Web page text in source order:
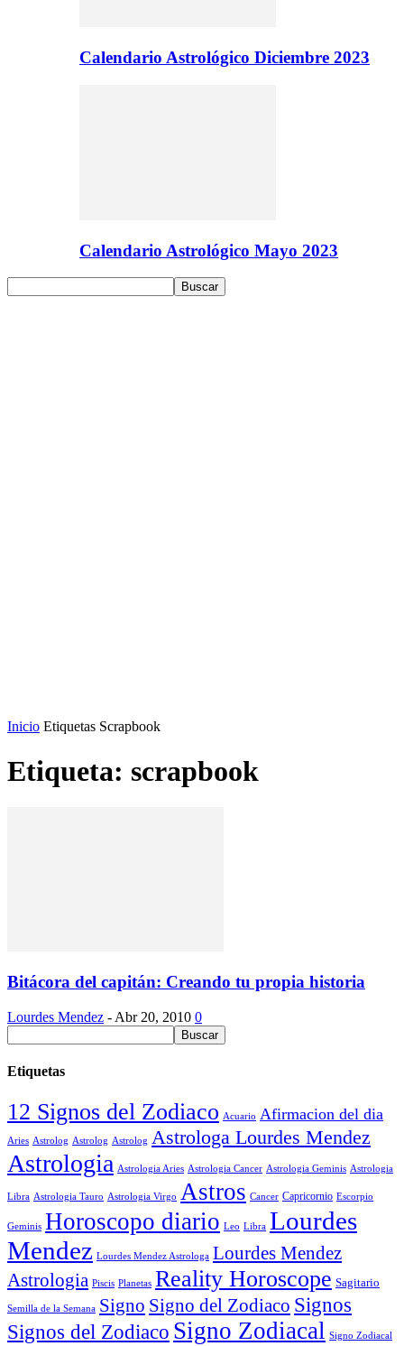
Calendario Astrológico Diciembre 2023
Calendario Astrológico Mayo 2023
Inicio Etiquetas Scrapbook
Etiqueta: scrapbook
Bitácora del capitán: Creando tu propia historia
Lourdes Mendez - Abr 20, 2010 0
Etiquetas
12 Signos del Zodiaco Acuario Afirmacion del dia
Aries Astrolog Astrolog Astrolog Astrologa Lourdes Mendez
Astrologia Astrologia Aries Astrologia Cancer Astrologia Geminis Astrologia
Libra Astrologia Tauro Astrologia Virgo Astros Cancer Capricornio Escorpio
Geminis Horoscopo diario Leo Libra Lourdes
Mendez Lourdes Mendez Astrologa Lourdes Mendez
Astrologia Piscis Planetas Reality Horoscope Sagitario
Semilla de la Semana Signo Signo del Zodiaco Signos
Signos del Zodiaco Signo Zodiacal Signo Zodiacal